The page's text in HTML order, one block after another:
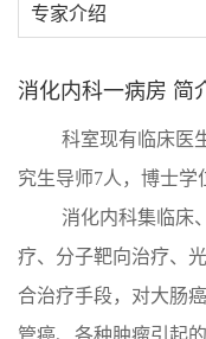
专家介绍
消化内科一病房 简
科室现有临床医
究生导师7人，博士学
消化内科集临床
疗、分子靶向治疗、
合治疗手段，对大肠
管癌、各种肿瘤引起